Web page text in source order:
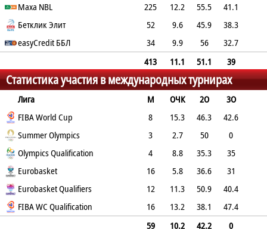
0
0.5 2
Maxa NBL 225 12.2 55.5
41.1
77.9
3.4 2.6 1.9
Бетклик Элит 52 9.6 45.9
38.3
92.2
2.3 1.9 2.5
easyCredit ББЛ 34 9.9 56
32.7
2.8
413 11.1 51.1
39
80
3.2 2.3 1.3 0.1 2.2
Статистика участия в международных турнирах
Лига М ОЧК 2О
3О
FT
REB AST ПФ
FIBA World Cup 8 15.3 46.3
42.6
80
4 2.4 3.1
Summer Olympics 3 2.7 50
0
0
1.7 2.3 3
Olympics Qualification 4 8.8 35.3
35
100
2.8 3.3
Eurobasket 16 5.8 36.6
31
88.9
2.6 1.9 1.1 2.4
Eurobasket Qualifiers 12 11.3 50.9
40.4
90
3.2 3 2.2 2.9
FIBA WC Qualification 16 13.2 38.1
47.4
2.5
59 10.2 42.2
0